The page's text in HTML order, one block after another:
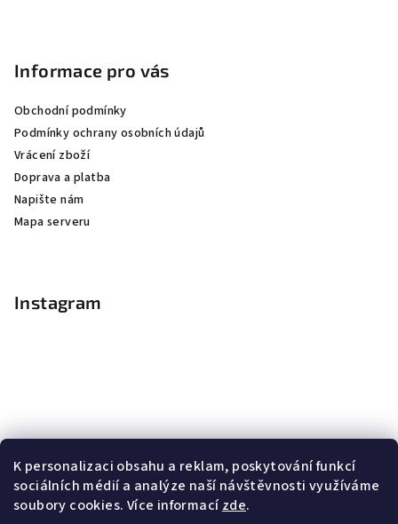
K personalizaci obsahu a reklam, poskytování funkcí
sociálních médií a analýze naší návštěvnosti využíváme
soubory cookies. Více informacízde.
Informace pro vás
Obchodní podmínky
Podmínky ochrany osobních údajů
Vrácení zboží
Doprava a platba
Napište nám
Mapa serveru
Instagram